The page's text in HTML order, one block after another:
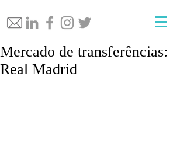
Mercado de transferências:
Real Madrid